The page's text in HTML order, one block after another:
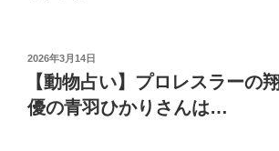
投
日:
2026年3月14日
【動物占い】プロレスラーの
優の青羽ひかりさんは…